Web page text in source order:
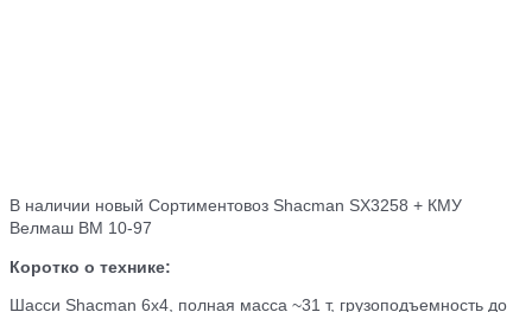
В наличии новый Сортиментовоз Shacman SX3258 + КМУ
Велмаш ВМ 10-97
Коротко о технике:
Шасси Shacman 6х4, полная масса ~31 т, грузоподъемность до